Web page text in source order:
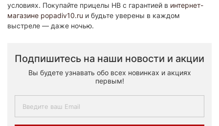
условиях. Покупайте прицелы НВ с гарантией в интернет-
магазине popadiv10.ru и будьте уверены в каждом
выстреле — даже ночью.
Подпишитесь на наши новости и акции
Вы будете узнавать обо всех новинках и акциях
первым!